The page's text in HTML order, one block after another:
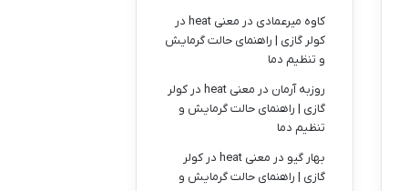
کاوه میرعمادی در
معنی heat در
کولر گازی | راهنمای حالت گرمایش
و تنظیم دما
روزبه آرمان در
معنی heat در کولر
گازی | راهنمای حالت گرمایش و
تنظیم دما
بهار گیو در
معنی heat در کولر
گازی | راهنمای حالت گرمایش و